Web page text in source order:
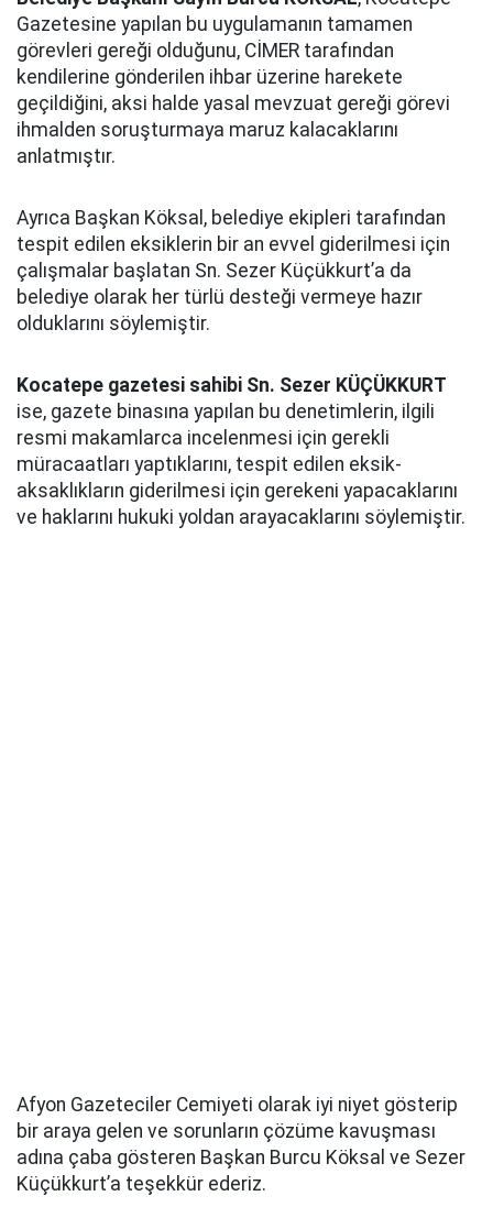
Gazetesine yapılan bu uygulamanın tamamen
görevleri gereği olduğunu, CİMER tarafından
kendilerine gönderilen ihbar üzerine harekete
geçildiğini, aksi halde yasal mevzuat gereği görevi
ihmalden soruşturmaya maruz kalacaklarını
anlatmıştır.
Ayrıca Başkan Köksal, belediye ekipleri tarafından
tespit edilen eksiklerin bir an evvel giderilmesi için
çalışmalar başlatan Sn. Sezer Küçükkurt’a da
belediye olarak her türlü desteği vermeye hazır
olduklarını söylemiştir.
Kocatepe gazetesi sahibi Sn. Sezer KÜÇÜKKURT
ise, gazete binasına yapılan bu denetimlerin, ilgili
resmi makamlarca incelenmesi için gerekli
müracaatları yaptıklarını, tespit edilen eksik-
aksaklıkların giderilmesi için gerekeni yapacaklarını
ve haklarını hukuki yoldan arayacaklarını söylemiştir.
Afyon Gazeteciler Cemiyeti olarak iyi niyet gösterip
bir araya gelen ve sorunların çözüme kavuşması
adına çaba gösteren Başkan Burcu Köksal ve Sezer
Küçükkurt’a teşekkür ederiz.